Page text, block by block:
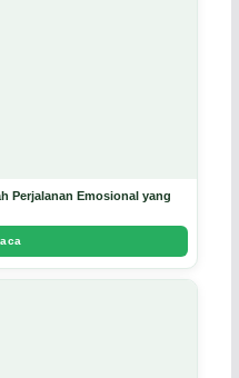
Perjalanan Emosional yang